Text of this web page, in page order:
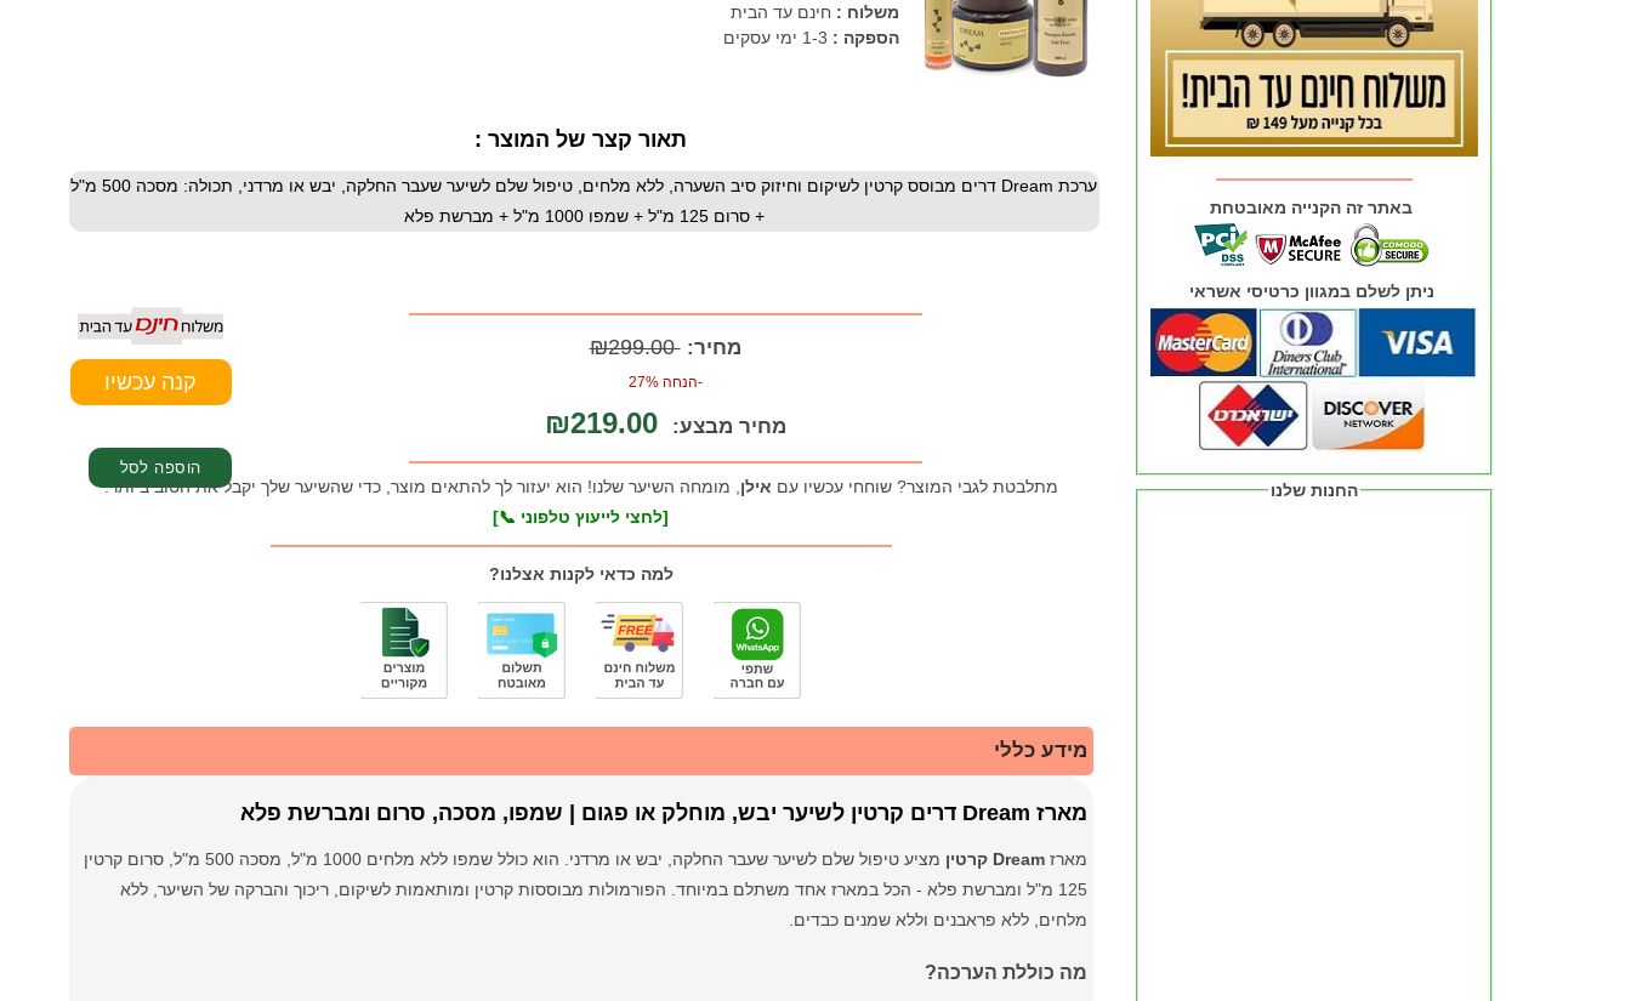
משלוח : חינם עד הבית
הספקה : 1-3 ימי עסקים
תאור קצר של המוצר :
ערכת Dream דרים מבוסס קרטין לשיקום וחיזוק סיב השערה, ללא מלחים, טיפול שלם לשיער שעבר החלקה, יבש או מרדני, תכולה: מסכה 500 מ"ל
+ סרום 125 מ"ל + שמפו 1000 מ"ל + מברשת פלא
מחיר: ₪299.00
-הנחה 27%
מחיר מבצע: ₪219.00
מתלבטת לגבי המוצר? שוחחי עכשיו עם אילן , מומחה השיער שלנו! הוא יעזור לך להתאים מוצר, כדי שהשיער שלך יקבל את הטוב ביותר.
[לחצי לייעוץ טלפוני 📞]
למה כדאי לקנות אצלנו?
מידע כללי
מארז Dream דרים קרטין לשיער יבש, מוחלק או פגום | שמפו, מסכה, סרום ומברשת פלא
מארזDream קרטין
מציע טיפול שלם לשיער שעבר החלקה, יבש או מרדני. הוא כולל שמפו ללא מלחים 1000 מ"ל, מסכה 500 מ"ל, סרום קרטין
125 מ"ל ומברשת פלא - הכל במארז אחד משתלם במיוחד. הפורמולות מבוססות קרטין ומותאמות לשיקום, ריכוך והברקה של השיער, ללא
מלחים, ללא פראבנים וללא שמנים כבדים.
מה כוללת הערכה?
החנות שלנו